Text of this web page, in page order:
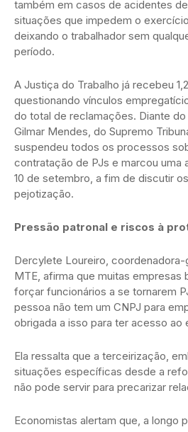
também em casos de acidentes
situações que impedem o
deixando o trabalhador sem
período.
A Justiça do Trabalho já recebeu
questionando vínculos
do total de reclamações. Diante
Gilmar Mendes, do Supremo
suspendeu todos os processos
contratação de PJs e marcou uma
10 de setembro, a fim de discutir
pejotização.
Pressão patronal e riscos à
Dercylete Loureiro,
MTE, afirma que muitas empresas
forçar funcionários a se tornarem
pessoa não tem um CNPJ para
obrigada a isso para ter acesso ao
Ela ressalta que a terceirização,
situações específicas desde a
não pode servir para precarizar
Economistas alertam que, a longo